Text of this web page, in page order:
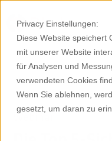
Privacy Einstellungen:
Diese Website speichert
mit unserer Website
für Analysen und
verwendeten Cookies
Wenn Sie ablehnen,
gesetzt, um daran zu
Webinar